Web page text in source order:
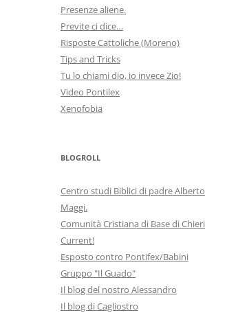
Presenze aliene.
Previte ci dice…
Risposte Cattoliche (Moreno)
Tips and Tricks
Tu lo chiami dio, io invece Zio!
Video Pontilex
Xenofobia
BLOGROLL
Centro studi Biblici di padre Alberto
Maggi.
Comunità Cristiana di Base di Chieri
Current!
Esposto contro Pontifex/Babini
Gruppo "Il Guado"
Il blog del nostro Alessandro
Il blog di Cagliostro